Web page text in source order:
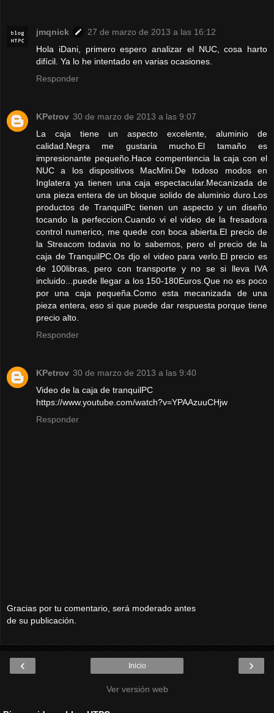
jmqnick
27 de marzo de 2013 a las 16:12
Hola iDani, primero espero analizar el NUC, cosa harto
difícil. Ya lo he intentado en varias ocasiones.
Responder
KPetrov 30 de marzo de 2013 a las 9:07
La caja tiene un aspecto excelente, aluminio de
calidad.Negra me gustaria mucho.El tamaño es
impresionante pequeño.Hace compentencia la caja con el
NUC a los dispositivos MacMini.De todoso modos en
Inglatera ya tienen una caja espectacular.Mecanizada de
una pieza entera de un bloque solido de aluminio duro.Los
productos de TranquilPc tienen un aspecto y un diseño
tocando la perfeccion.Cuando vi el video de la fresadora
control numerico, me quede con boca abierta.El precio de
la Streacom todavia no lo sabemos, pero el precio de la
caja de TranquilPC.Os djo el video para verlo.El precio es
de 100libras, pero con transporte y no se si lleva IVA
incluido...puede llegar a los 150-180Euros.Que no es poco
por una caja pequeña.Como esta mecanizada de una
pieza entera, eso si que puede dar respuesta porque tiene
precio alto.
Responder
KPetrov 30 de marzo de 2013 a las 9:40
Video de la caja de tranquilPC
https://www.youtube.com/watch?v=YPAAzuuCHjw
Responder
Gracias por tu comentario, será moderado antes
de su publicación.
‹ ›
Inicio
Ver versión web